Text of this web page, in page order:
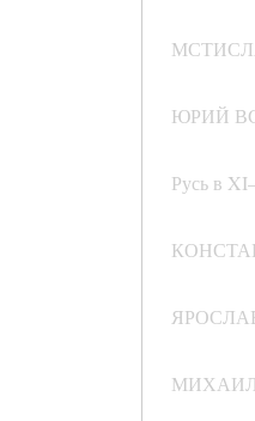
ЮРИЙ
Русь в